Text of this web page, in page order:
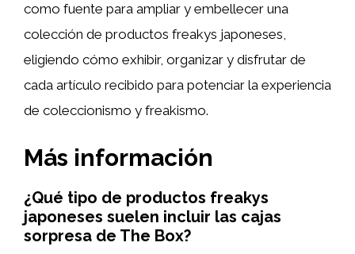
como fuente para ampliar y embellecer una
colección de productos freakys japoneses,
eligiendo cómo exhibir, organizar y disfrutar de
cada artículo recibido para potenciar la experiencia
de coleccionismo y freakismo.
Más información
¿Qué tipo de productos freakys
japoneses suelen incluir las cajas
sorpresa de The Box?